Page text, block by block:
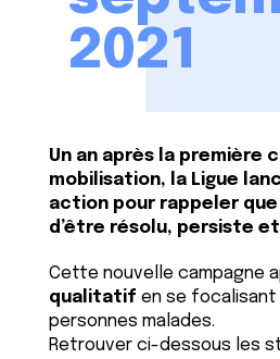
2021
Un an après la première
mobilisation, la Ligue
action pour rappeler
d’être résolu, persiste et
Cette nouvelle campagne
qualitatif en se focalisant
personnes malades.
Retrouver ci-dessous les